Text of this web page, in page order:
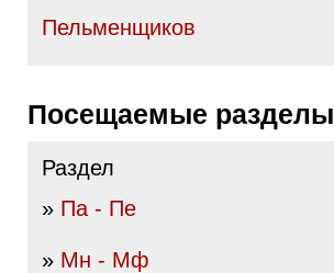
Пельменщиков
Посещаемые разделы
Раздел
» Па - Пе
» Мн - Мф